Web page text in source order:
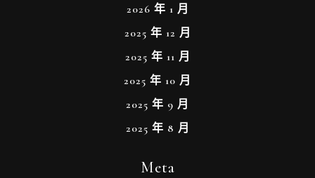
2026 年 1 月
2025 年 12 月
2025 年 11 月
2025 年 10 月
2025 年 9 月
2025 年 8 月
Meta